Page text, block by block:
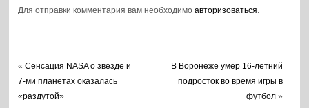
Для отправки комментария вам необходимоавторизоваться.
«Сенсация NASA о звезде и
7-ми планетах оказалась
«раздутой»
В Воронеже умер 16-летний
подросток во время игры в
футбол »